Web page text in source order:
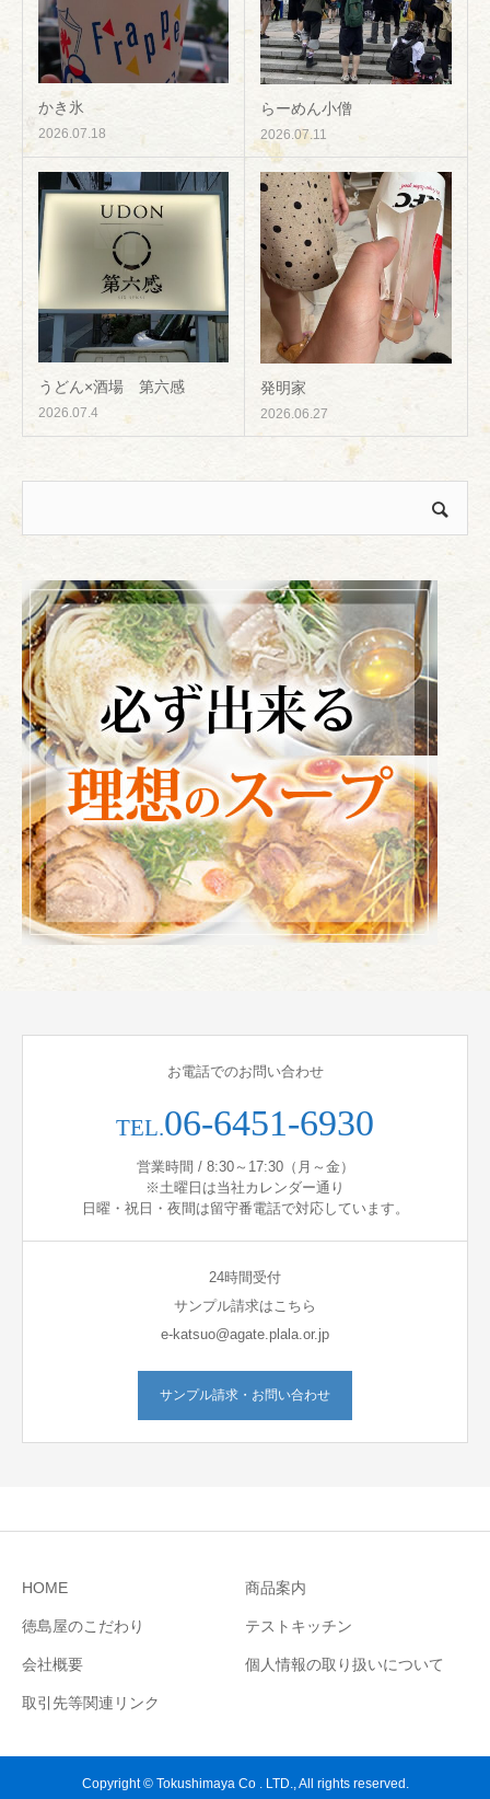
かき氷
2026.07.18
らーめん小僧
2026.07.11
うどん×酒場 第六感
2026.07.4
発明家
2026.06.27
お電話でのお問い合わせ
TEL.06-6451-6930
営業時間 / 8:30～17:30（月～金）
※土曜日は当社カレンダー通り
日曜・祝日・夜間は留守番電話で対応しています。
24時間受付
サンプル請求はこちら
e-katsuo@agate.plala.or.jp
サンプル請求・お問い合わせ
HOME 商品案内
徳島屋のこだわり テストキッチン
会社概要 個人情報の取り扱いについて
取引先等関連リンク
Copyright © Tokushimaya Co . LTD., All rights reserved.